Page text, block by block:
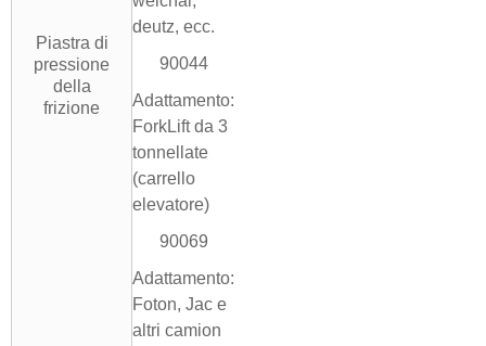
Piastra di
pressione
della
frizione
deutz, ecc.
90044
Adattamento:
ForkLift da 3
tonnellate
(carrello
elevatore)
90069
Adattamento:
Foton, Jac e
altri camion